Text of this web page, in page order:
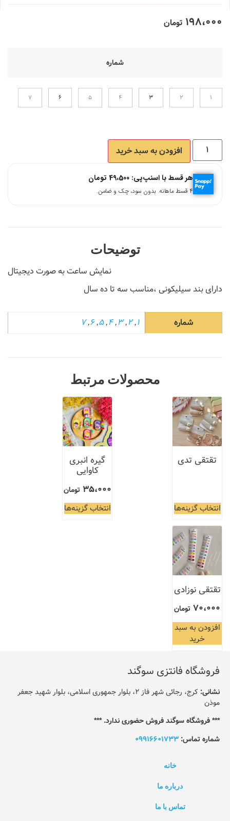
198،000 تومان
شماره
1
2
3
4
5
6
7
افزودن به سبد خرید
هر قسط با اسنپ‌پی: 49،500 تومان
۴ قسط ماهانه. بدون سود، چک و ضامن.
توضیحات
نمایش ساعت به صورت دیجیتال
دارای بند سیلیکونی ،مناسب سه تا ده سال
شماره 1
,
2
,
3
,
4
,
5
,
6
,
7
محصولات مرتبط
تقتقی تدی
انتخاب گزینه‌ها
گیره انبری
کاوایی
35،000 تومان
انتخاب گزینه‌ها
تقتقی نوزادی
70،000 تومان
افزودن به سبد
خرید
فروشگاه فانتزی سوگند
نشانی:
کرج، رجائی شهر فاز 2، بلوار جمهوری اسلامی، بلوار شهید جعفر
موذن
*** فروشگاه سوگند فروش حضوری ندارد. ***
شماره تماس: 09916601733
خانه
درباره ما
تماس با ما